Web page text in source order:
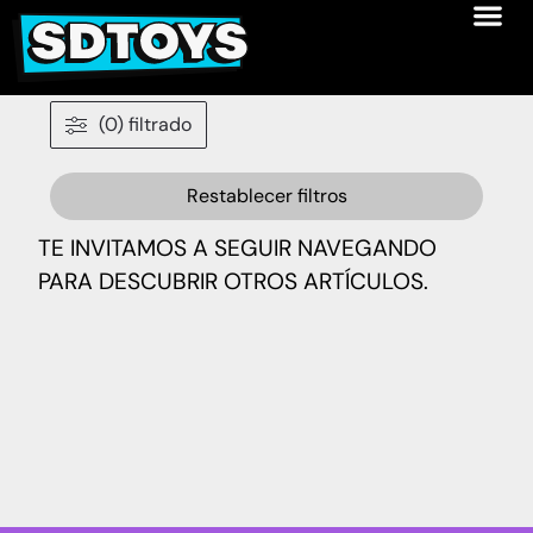
(0) filtrado
Restablecer filtros
TE INVITAMOS A SEGUIR NAVEGANDO
PARA DESCUBRIR OTROS ARTÍCULOS.